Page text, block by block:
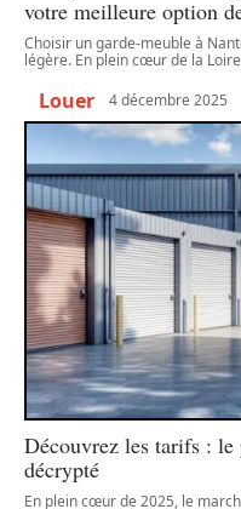
votre meilleure option
Choisir un garde-meuble à
légère. En plein cœur de la
Louer 4 décembre 2025
Découvrez les tarifs :
décrypté
En plein cœur de 2025, le